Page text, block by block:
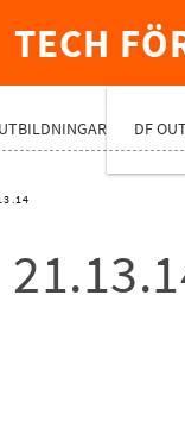
TECH
UTBILDNINGAR DF